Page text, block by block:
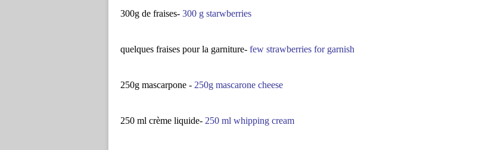
300g de fraises- 300 g starwberries
quelques fraises pour la garniture- few strawberries for garnish
250g mascarpone - 250g mascarone cheese
250 ml crème liquide- 250 ml whipping cream